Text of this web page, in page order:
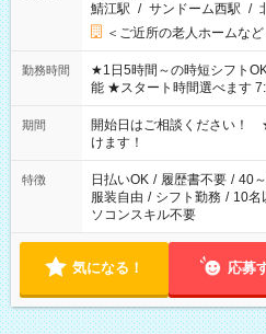
鯖江駅 / サンドーム西駅 /
＜ご近所の老人ホームなど
勤務時間
★1日5時間～の時短シフトOK ★もちろんフルタイムシフトも
能 ★スタート時間選べます
20:00 など 残業なし！ ※Wワークの場合、他のお仕事と合わせ
週40時間超の就業はご案内
間以上勤務は社会保険への
（日雇い派遣の原則禁止）
案内が難しい場合があります
期間
開始日はご相談ください！
けます！
特徴 日払いOK / 履歴書不要 / 40
服装自由 / シフト勤務 / 10名
ソコンスキル不要
気になる！ 応募